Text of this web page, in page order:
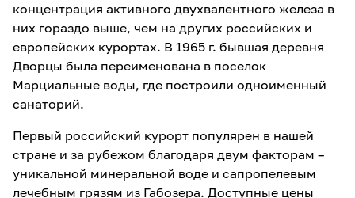
концентрация активного двухвалентного железа в
них гораздо выше, чем на других российских и
европейских курортах. В 1965 г. бывшая деревня
Дворцы была переименована в поселок
Марциальные воды, где построили одноименный
санаторий.
Первый российский курорт популярен в нашей
стране и за рубежом благодаря двум факторам –
уникальной минеральной воде и сапропелевым
лечебным грязям из Габозера. Доступные цены